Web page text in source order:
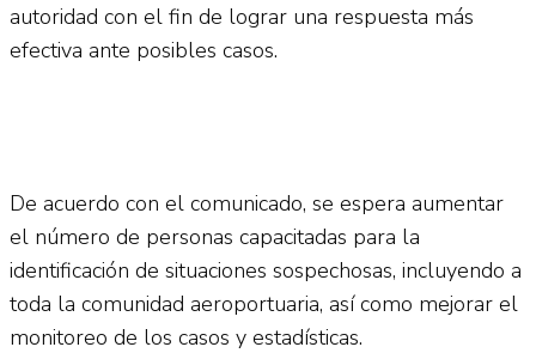
autoridad con el fin de lograr una respuesta más
efectiva ante posibles casos.
De acuerdo con el comunicado, se espera aumentar
el número de personas capacitadas para la
identificación de situaciones sospechosas, incluyendo a
toda la comunidad aeroportuaria, así como mejorar el
monitoreo de los casos y estadísticas.